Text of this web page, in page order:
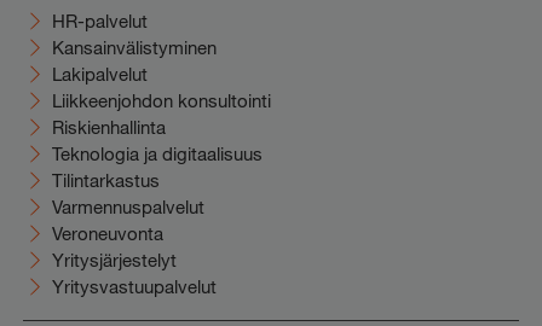
HR-palvelut
Kansainvälistyminen
Lakipalvelut
Liikkeenjohdon konsultointi
Riskienhallinta
Teknologia ja digitaalisuus
Tilintarkastus
Varmennuspalvelut
Veroneuvonta
Yritysjärjestelyt
Yritysvastuupalvelut